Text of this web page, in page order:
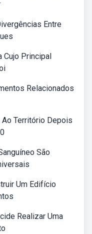
Entre
Cujo Principal
Relacionados
Território Depois
São
Um Edifício
Realizar Uma